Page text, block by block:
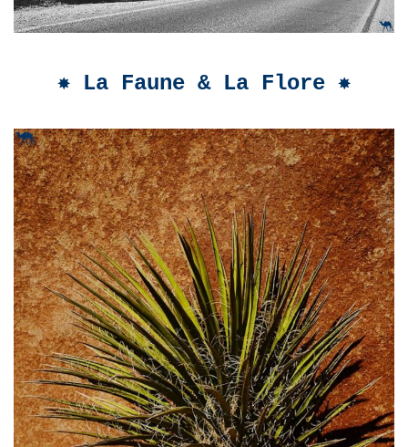
✸ La Faune & La Flore ✸